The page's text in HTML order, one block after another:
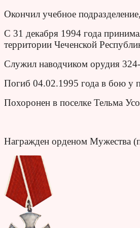
Окончил учебное
С 31 декабря 1994 года
территории Чеченской
Служил наводчиком орудия
Погиб 04.02.1995 года в бою у
Похоронен в поселке Тельма
Награжден орденом Мужества